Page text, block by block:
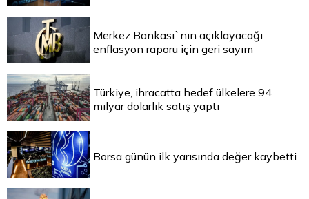
Merkez Bankası`nın açıklayacağı
enflasyon raporu için geri sayım
Türkiye, ihracatta hedef ülkelere 94
milyar dolarlık satış yaptı
Borsa günün ilk yarısında değer kaybetti